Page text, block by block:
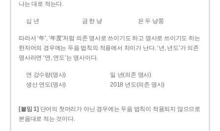
나는 대로 적는다.
십 년 금 한 냥 은 두 냥쭝
따라서 ‘年’, ‘年度’처럼 의존 명사로 쓰이기도 하고 명사로 쓰이기도 하는
한자어의 경우에는 두음 법칙의 적용에서 차이가 난다. ‘년, 년도’가 의존
명사라면 ‘연, 연도’는 명사이다.
연 강수량(명사)
일 년(의존 명사)
생산 연도(명사)
2018 년도(의존 명사)
[붙임 1] 단어의 첫머리가 아닌 경우에는 두음 법칙이 적용되지 않으므로
본음대로 적는 것이다.